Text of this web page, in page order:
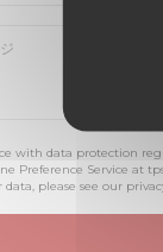
with data protection
Preference Service at
data, please see our